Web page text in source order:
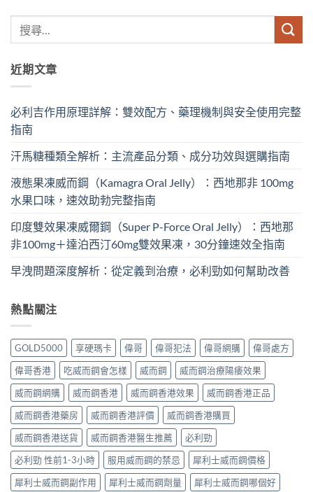
近期文章
必利吉作用原理詳解：雙效配方、藥理機制與安全使用完整
指南
汗馬糖種類全解析：主流產品分類、成分功效與選購指南
液態果凍威而鋼（Kamagra Oral Jelly）：西地那非 100mg​
水果口味，速效助勃完整指南
印度雙效果凍威爾鋼（Super P-Force Oral Jelly）：西地那
非100mg＋達泊西汀60mg雙效果凍，30分鐘速效全指南
早洩問題深度解析：從定義到治療，必利勁如何幫助改善
熱點關注
GOLD5000 享硬瑪卡 偉哥 偉哥犯法 偉哥網購
偉哥處方
偉哥香港
吃威而鋼會怎樣 威而鋼
威而鋼治療陽痿效果
威而鋼網購
威而鋼香港 威而鋼香港效果
威而鋼香港正品
威而鋼香港藥房
威而鋼香港評價
威而鋼香港購買
威而鋼香港送貨
威而鋼香港醫生推薦
必利勁
必利勁 性前1-3小時
服用威而鋼的禁忌
犀利士威而鋼價格
犀利士威而鋼副作用
犀利士威而鋼劑量 犀利士威而鋼哪個好